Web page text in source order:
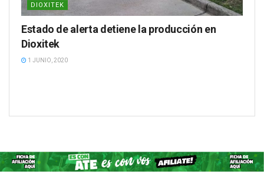
DIOXITEK
Estado de alerta detiene la producción en
Dioxitek
1 JUNIO, 2020